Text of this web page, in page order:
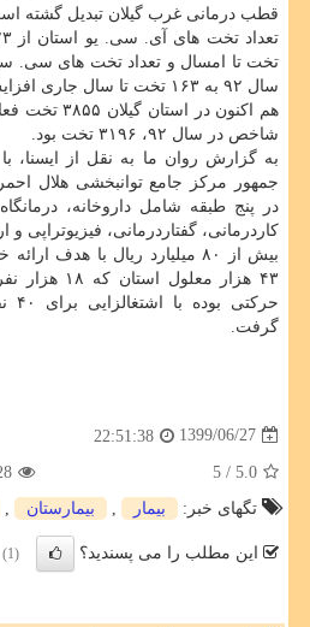
قطب درمانی غرب گیلان تبدیل گشته
سال ۹۲ به ۱۶۳ تخت تا سال جاری افزایش یافته است.
هم اکنون در
شاخص در سال ۹۲، ۳۱۹۶ تخت بود.
به گزارش روان ما به نقل از ایسنا،
در پنج طبقه شامل داروخانه،
کاردرمانی، گفتاردرمانی، فیزیوتراپی
بیش از ۸۰ میلیارد ریال با
۴۳ هزار
گرفت.
1399/06/27
22:51:38
5.0
/ 5
تگهای خبر:
بیمار بیمارستان
این مطلب را می پسندید؟ (1)